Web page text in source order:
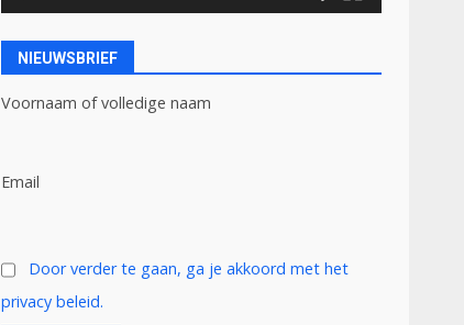
NIEUWSBRIEF
Voornaam of volledige naam
Email
Door verder te gaan, ga je akkoord met het
privacy beleid.